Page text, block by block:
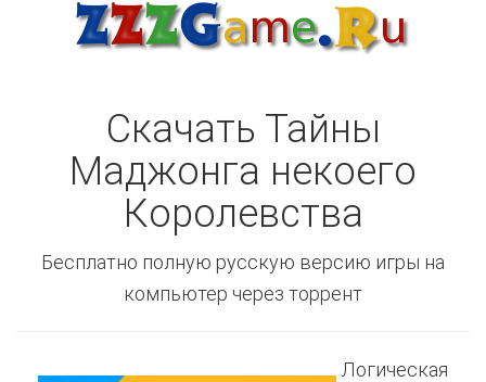
Скачать Тайны
Маджонга некоего
Королевства
Бесплатно полную русскую версию игры на
компьютер через торрент
Логическая